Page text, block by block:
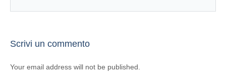
Scrivi un commento
Your email address will not be published.